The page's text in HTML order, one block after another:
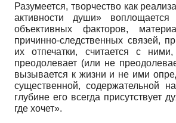
Разумеется, творчество как
активности души» воплощается
объективных факторов,
причинно-следственных связей,
их отпечатки, считается с
преодолевает (или не
вызывается к жизни и не ими
существенной, содержательной
глубине его всегда присутствует
где хочет».